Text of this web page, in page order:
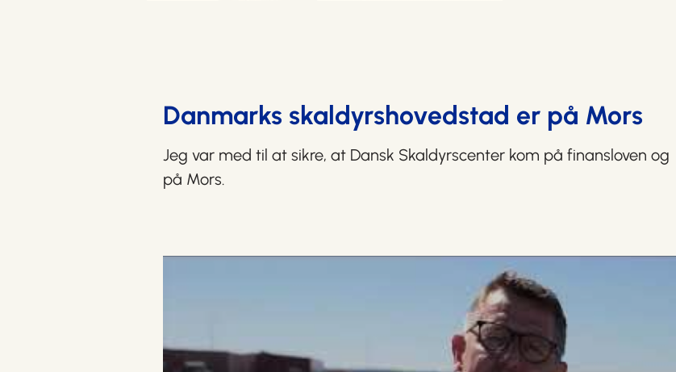
Danmarks skaldyrshovedstad er på Mors
Jeg var med til at sikre, at Dansk Skaldyrscenter kom på finansloven
på Mors.